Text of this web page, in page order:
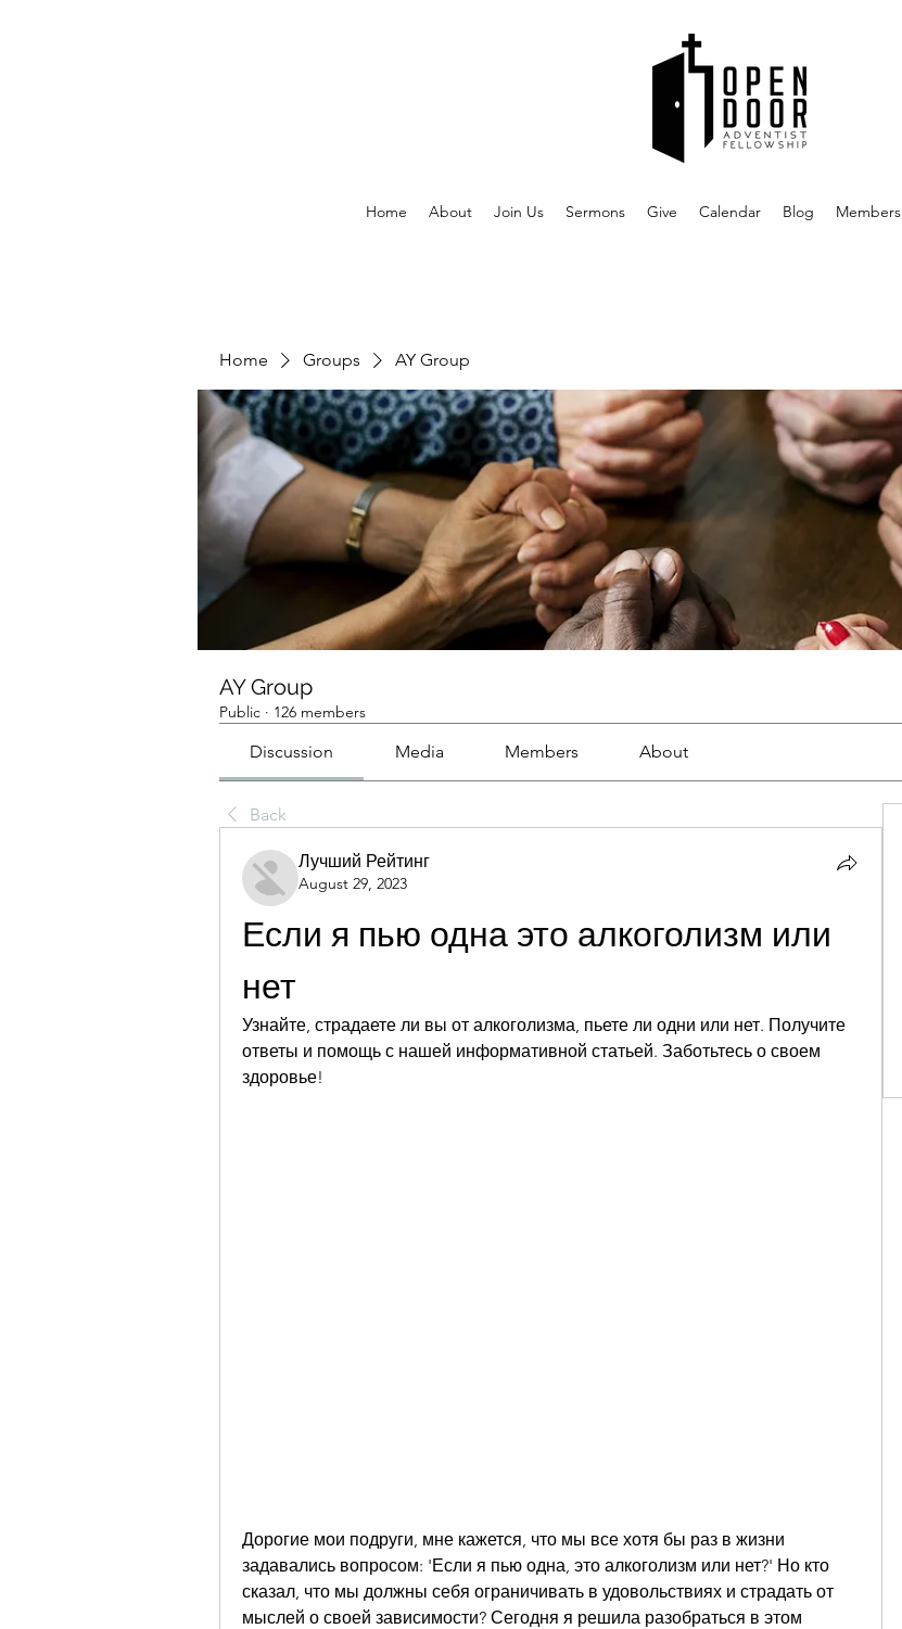
Home About Join Us Sermons Give Calendar Blog Members
Home Groups AY Group
AY Group
Public · 126 members
Discussion Media Members About
Back
Лучший Рейтинг
August 29, 2023
Если я пью одна это алкоголизм или
нет
Узнайте, страдаете ли вы от алкоголизма, пьете ли одни или нет. Получите
ответы и помощь с нашей информативной статьей. Заботьтесь о своем
здоровье!
Дорогие мои подруги, мне кажется, что мы все хотя бы раз в жизни
задавались вопросом: 'Если я пью одна, это алкоголизм или нет?' Но кто
сказал, что мы должны себя ограничивать в удовольствиях и страдать от
мыслей о своей зависимости? Сегодня я решила разобраться в этом